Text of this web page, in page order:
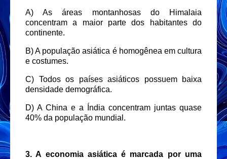
A) As áreas montanhosas do Himalaia
concentram a maior parte dos habitantes do
continente.
B) A população asiática é homogênea em cultura
e costumes.
C) Todos os países asiáticos possuem baixa
densidade demográfica.
D) A China e a Índia concentram juntas quase
40% da população mundial.
3. A economia asiática é marcada por uma